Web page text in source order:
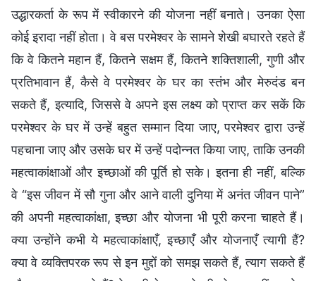
उद्धारकर्ता के रूप में स्वीकारने की योजना नहीं बनाते। उनका ऐसा
कोई इरादा नहीं होता। वे बस परमेश्वर के सामने शेखी बघारते रहते हैं
कि वे कितने महान हैं, कितने सक्षम हैं, कितने शक्तिशाली, गुणी और
प्रतिभावान हैं, कैसे वे परमेश्वर के घर का स्तंभ और मेरुदंड बन
सकते हैं, इत्यादि, जिससे वे अपने इस लक्ष्य को प्राप्त कर सकें कि
परमेश्वर के घर में उन्हें बहुत सम्मान दिया जाए, परमेश्वर द्वारा उन्हें
पहचाना जाए और उसके घर में उन्हें पदोन्नत किया जाए, ताकि उनकी
महत्वाकांक्षाओं और इच्छाओं की पूर्ति हो सके। इतना ही नहीं, बल्कि
वे “इस जीवन में सौ गुना और आने वाली दुनिया में अनंत जीवन पाने”
की अपनी महत्वाकांक्षा, इच्छा और योजना भी पूरी करना चाहते हैं।
क्या उन्होंने कभी ये महत्वाकांक्षाएँ, इच्छाएँ और योजनाएँ त्यागी हैं?
क्या वे व्यक्तिपरक रूप से इन मुद्दों को समझ सकते हैं, त्याग सकते हैं